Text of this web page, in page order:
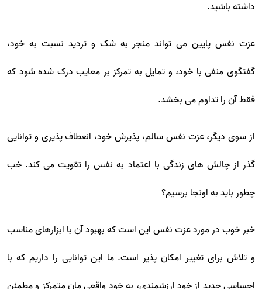
داشته باشید.
عزت نفس پایین می تواند منجر به شک و تردید نسبت به خود،
گفتگوی منفی با خود، و تمایل به تمرکز بر معایب درک شده شود که
فقط آن را تداوم می بخشد.
از سوی دیگر، عزت نفس سالم، پذیرش خود، انعطاف پذیری و توانایی
گذر از چالش های زندگی با اعتماد به نفس را تقویت می کند. خب
چطور باید به اونجا برسیم؟
خبر خوب در مورد عزت نفس این است که بهبود آن با ابزارهای مناسب
و تلاش برای تغییر امکان پذیر است. ما این توانایی را داریم که با
احساسی جدید از خود ارزشمندی، به خود واقعی مان متمرکز و مطمئن